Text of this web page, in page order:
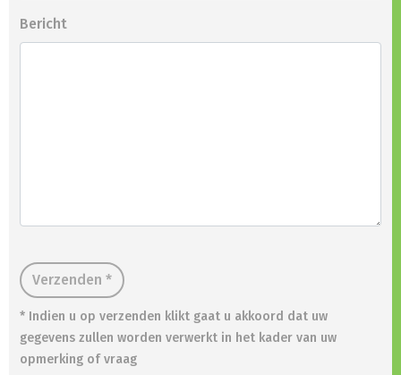
Bericht
Verzenden *
* Indien u op verzenden klikt gaat u akkoord dat uw
gegevens zullen worden verwerkt in het kader van uw
opmerking of vraag